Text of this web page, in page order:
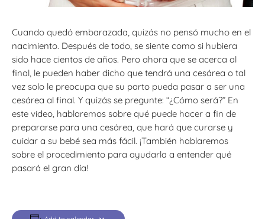
Cuando quedó embarazada, quizás no pensó mucho en el
nacimiento. Después de todo, se siente como si hubiera
sido hace cientos de años. Pero ahora que se acerca al
final, le pueden haber dicho que tendrá una cesárea o tal
vez solo le preocupa que su parto pueda pasar a ser una
cesárea al final. Y quizás se pregunte: “¿Cómo será?” En
este video, hablaremos sobre qué puede hacer a fin de
prepararse para una cesárea, que hará que curarse y
cuidar a su bebé sea más fácil. ¡También hablaremos
sobre el procedimiento para ayudarla a entender qué
pasará el gran día!